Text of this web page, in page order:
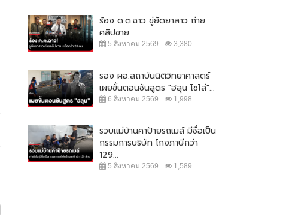
ร้อง ด.ต.ฉาว ขู่ยัดยาสาว ถ่าย
คลิปขาย
5 สิงหาคม 2569 3,380
รอง ผอ.สถาบันนิติวิทยาศาสตร์
เผยขั้นตอนชันสูตร "ฮลุน โซโล่"...
6 สิงหาคม 2569 1,998
รวบแม่บ้านคาป้ายรถเมล์ มีชื่อเป็น
กรรมการบริษัท โกงภาษีกว่า
129...
5 สิงหาคม 2569 1,589